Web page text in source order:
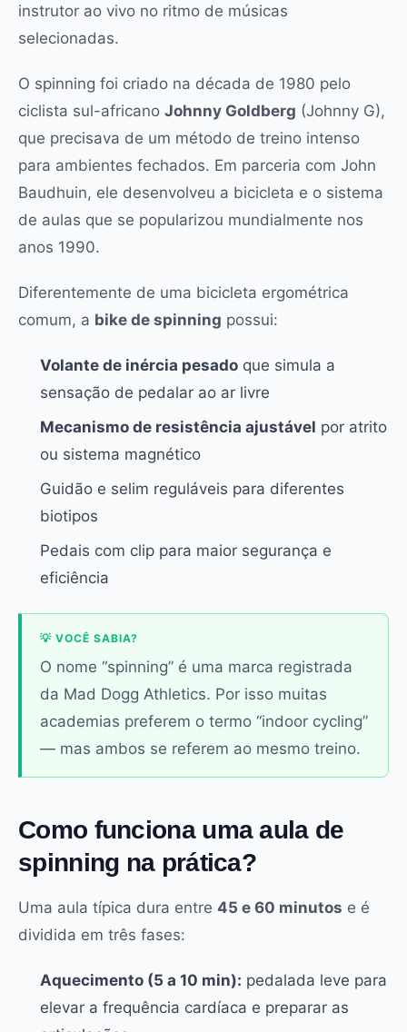
instrutor ao vivo no ritmo de músicas
selecionadas.
O spinning foi criado na década de 1980 pelo
ciclista sul-africano Johnny Goldberg (Johnny G),
que precisava de um método de treino intenso
para ambientes fechados. Em parceria com John
Baudhuin, ele desenvolveu a bicicleta e o sistema
de aulas que se popularizou mundialmente nos
anos 1990.
Diferentemente de uma bicicleta ergométrica
comum, a bike de spinning possui:
Volante de inércia pesado que simula a
sensação de pedalar ao ar livre
Mecanismo de resistência ajustável por atrito
ou sistema magnético
Guidão e selim reguláveis para diferentes
biotipos
Pedais com clip para maior segurança e
eficiência
💡 VOCÊ SABIA?
O nome “spinning” é uma marca registrada
da Mad Dogg Athletics. Por isso muitas
academias preferem o termo “indoor cycling”
— mas ambos se referem ao mesmo treino.
Como funciona uma aula de
spinning na prática?
Uma aula típica dura entre 45 e 60 minutos e é
dividida em três fases:
Aquecimento (5 a 10 min): pedalada leve para
elevar a frequência cardíaca e preparar as